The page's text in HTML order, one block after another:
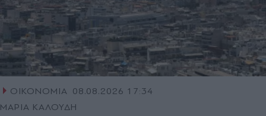
ΟΙΚΟΝΟΜΙΑ
08.08.2026 17:34
ΜΑΡΙΑ ΚΑΛΟΥΔΗ